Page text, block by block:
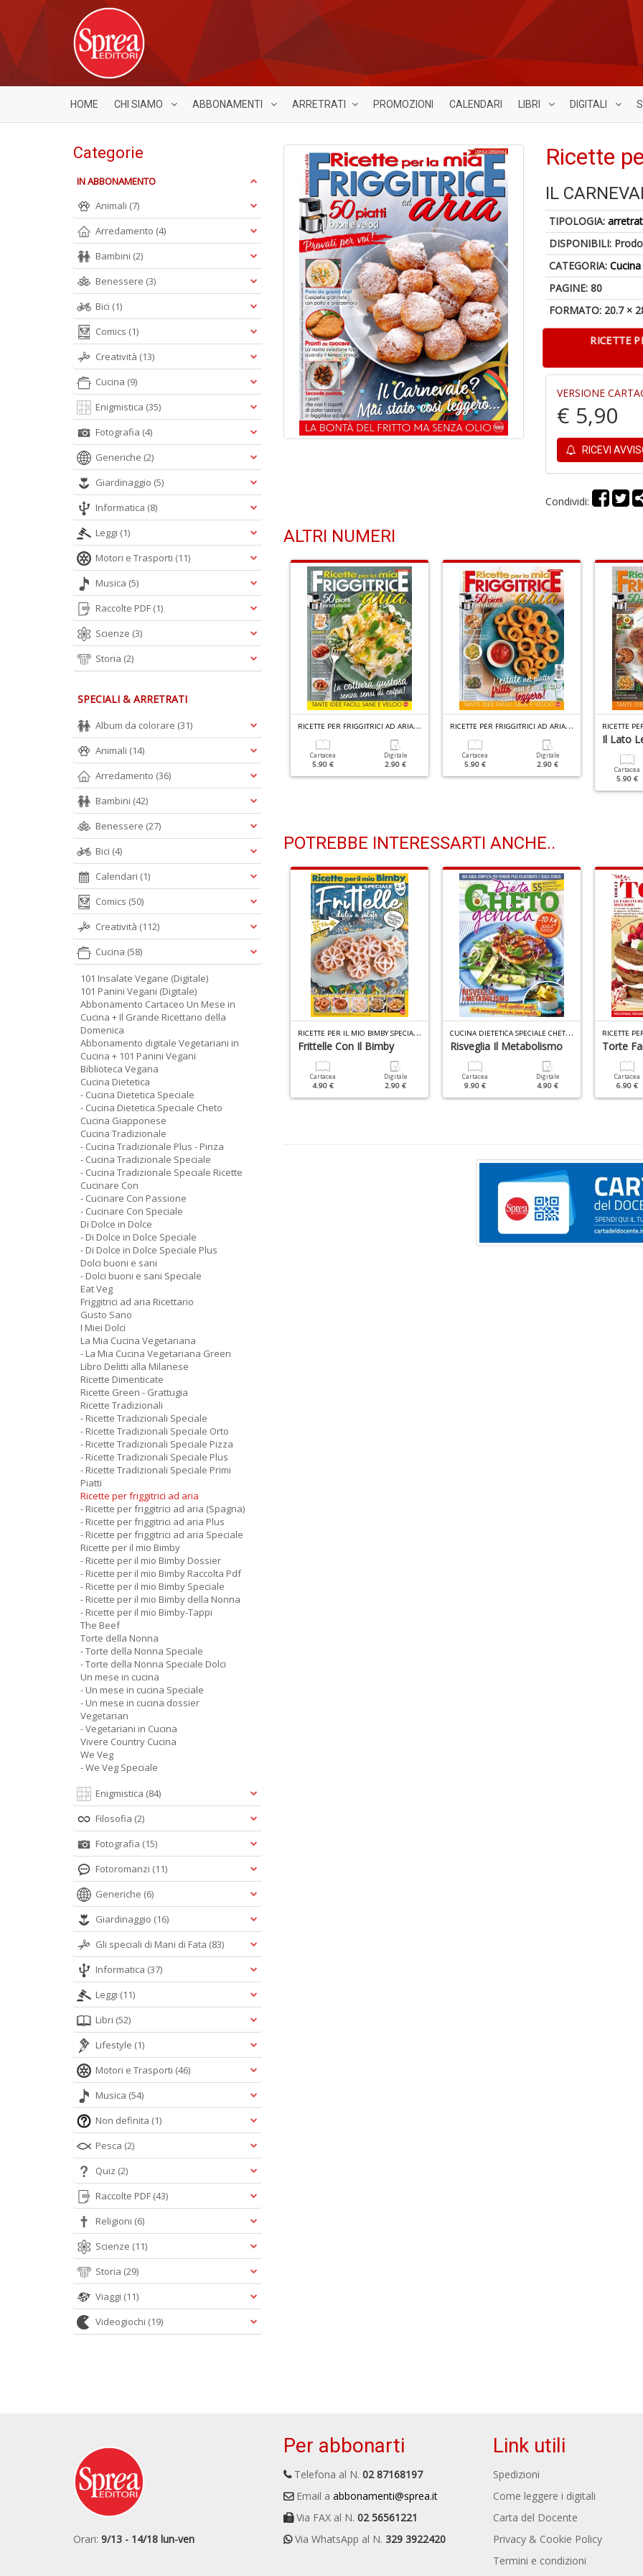
HOME CHI SIAMO ABBONAMENTI ARRETRATI PROMOZIONI CALENDARI LIBRI DIGITALI
Ricette
IL
TIPOLOGIA:
DISPONIBILI:
CATEGORIA:Cucina
PAGINE: 80
FORMATO: 20.7 ×
RICETTE
VERSIONE
€ 5,90
RICEVI
Condividi:
ALTRI NUMERI
R
ICETTE PER FRIGGITRICI AD ARIA N.4
Croccante In
Digitale
2.90 €
Frittelle
5.90 € 2.90 €
R
ICETTE PER FRIGGITRICI AD ARIA N.18
Cartacea
5.90 €
Digitale
2.90 €
R
ICETTE PER FRIGGITRICI AD ARIA N.17
Cartacea
5.90 €
Digitale
2.90 €
Il Lato
Cartacea
5.90 €
POTREBBE INTERESSARTI ANCHE..
R
ICETTE TRADIZIONALI SPECIALE N.12
Con I Funghi
1.90 €
Quiche Strudel Dolci E
Salati
Cartacea
3.90 €
R
ICETTE PER IL MIO BIMBY SPECIALE N.1
Frittelle Con Il Bimby
Cartacea
4.90 €
Digitale
2.90 €
C
UCINA DIETETICA SPECIALE CHETO N.1
Risveglia Il Metabolismo
Cartacea
9.90 €
Digitale
4.90 €
Torte
Cartacea
6.90 €
Categorie
IN ABBONAMENTO
Animali (7)
Arredamento (4)
Bambini (2)
Benessere (3)
Bici (1)
Comics (1)
Creatività (13)
Cucina (9)
Enigmistica (35)
Fotografia (4)
Generiche (2)
Giardinaggio (5)
Informatica (8)
Leggi (1)
Motori e Trasporti (11)
Musica (5)
Raccolte PDF (1)
Scienze (3)
Storia (2)
SPECIALI & ARRETRATI
Album da colorare (31)
Animali (14)
Arredamento (36)
Bambini (42)
Benessere (27)
Bici (4)
Calendari (1)
Comics (50)
Creatività (112)
Cucina (58)
101 Insalate Vegane (Digitale)
101 Panini Vegani (Digitale)
Abbonamento Cartaceo Un Mese in
Cucina + Il Grande Ricettario della
Domenica
Abbonamento digitale Vegetariani in
Cucina + 101 Panini Vegani
Biblioteca Vegana
Cucina Dietetica
- Cucina Dietetica Speciale
- Cucina Dietetica Speciale Cheto
Cucina Giapponese
Cucina Tradizionale
- Cucina Tradizionale Plus - Pinza
- Cucina Tradizionale Speciale
- Cucina Tradizionale Speciale Ricette
Cucinare Con
- Cucinare Con Passione
- Cucinare Con Speciale
Di Dolce in Dolce
- Di Dolce in Dolce Speciale
- Di Dolce in Dolce Speciale Plus
Dolci buoni e sani
- Dolci buoni e sani Speciale
Eat Veg
Friggitrici ad aria Ricettario
Gusto Sano
I Miei Dolci
La Mia Cucina Vegetariana
- La Mia Cucina Vegetariana Green
Libro Delitti alla Milanese
Ricette Dimenticate
Ricette Green - Grattugia
Ricette Tradizionali
- Ricette Tradizionali Speciale
- Ricette Tradizionali Speciale Orto
- Ricette Tradizionali Speciale Pizza
- Ricette Tradizionali Speciale Plus
- Ricette Tradizionali Speciale Primi
Piatti
Ricette per friggitrici ad aria
- Ricette per friggitrici ad aria (Spagna)
- Ricette per friggitrici ad aria Plus
- Ricette per friggitrici ad aria Speciale
Ricette per il mio Bimby
- Ricette per il mio Bimby Dossier
- Ricette per il mio Bimby Raccolta Pdf
- Ricette per il mio Bimby Speciale
- Ricette per il mio Bimby della Nonna
- Ricette per il mio Bimby-Tappi
The Beef
Torte della Nonna
- Torte della Nonna Speciale
- Torte della Nonna Speciale Dolci
Un mese in cucina
- Un mese in cucina Speciale
- Un mese in cucina dossier
Vegetarian
- Vegetariani in Cucina
Vivere Country Cucina
We Veg
- We Veg Speciale
Enigmistica (84)
Filosofia (2)
Fotografia (15)
Fotoromanzi (11)
Generiche (6)
Giardinaggio (16)
Gli speciali di Mani di Fata (83)
Informatica (37)
Leggi (11)
Libri (52)
Lifestyle (1)
Motori e Trasporti (46)
Musica (54)
Non definita (1)
Pesca (2)
Quiz (2)
Raccolte PDF (43)
Religioni (6)
Scienze (11)
Storia (29)
Viaggi (11)
Videogiochi (19)
Orari: 9/13 - 14/18 lun-ven
Per abbonarti
Telefona al N. 02 87168197
Email a abbonamenti@sprea.it
Via FAX al N. 02 56561221
Via WhatsApp al N. 329 3922420
Link utili
Spedizioni
Come leggere i digitali
Carta del Docente
Privacy & Cookie Policy
Termini e condizioni